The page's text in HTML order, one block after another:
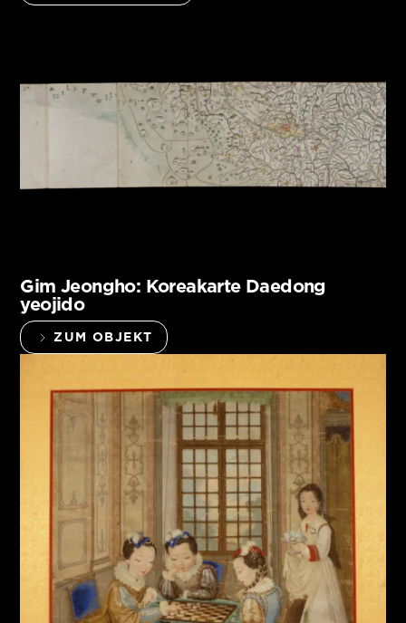
Gim Jeongho: Koreakarte Daedong
yeojido
ZUM OBJEKT